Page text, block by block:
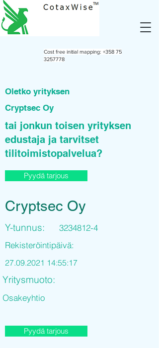
Cost free initial mapping: +358 75
3257778
Oletko yrityksen
Cryptsec Oy
tai jonkun toisen yrityksen
edustaja ja tarvitset
tilitoimistopalvelua?
Pyydä tarjous
Cryptsec Oy
Y-tunnus:
3234812-4
Rekisteröintipäivä:
27.09.2021 14:55:17
Yritysmuoto:
Osakeyhtio
Pyydä tarjous